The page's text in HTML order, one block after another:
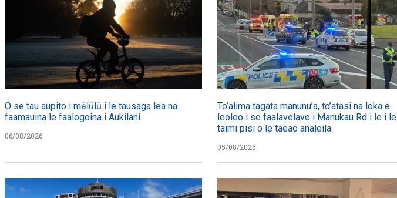
O se tau aupito i mālūlū i le tausaga lea na
faamauina le faalogoina i Aukilani
06/08/2026
To’alima tagata manunu’a, to’atasi na loka e
leoleo i se faalavelave i Manukau Rd i le i le
taimi pisi o le taeao analeila
05/08/2026